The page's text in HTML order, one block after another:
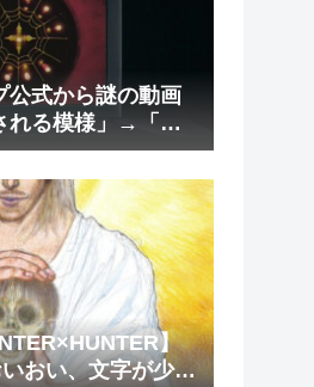
公式から謎の動画
れる模様」→「ま
か？！」（海外の
】
おい、文字が少な